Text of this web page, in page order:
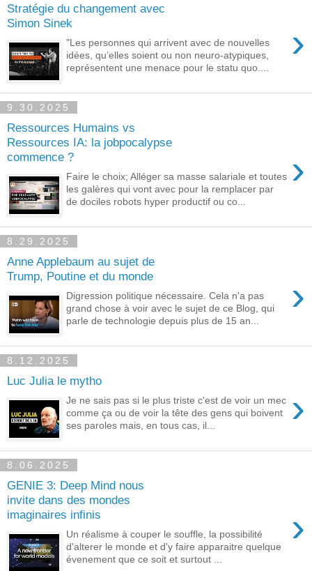
Stratégie du changement avec
Simon Sinek
›
"Les personnes qui arrivent avec de nouvelles
idées, qu’elles soient ou non neuro-atypiques,
représentent une menace pour le statu quo....
9.30.2025
Ressources Humains vs
Ressources IA: la jobpocalypse
commence ?
›
Faire le choix; Alléger sa masse salariale et toutes
les galères qui vont avec pour la remplacer par
de dociles robots hyper productif ou co...
8.29.2025
Anne Applebaum au sujet de
Trump, Poutine et du monde
›
Digression politique nécessaire. Cela n'a pas
grand chose à voir avec le sujet de ce Blog, qui
parle de technologie depuis plus de 15 an...
8.12.2025
Luc Julia le mytho
›
Je ne sais pas si le plus triste c'est de voir un mec
comme ça ou de voir la tête des gens qui boivent
ses paroles mais, en tous cas, il...
8.06.2025
GENIE 3: Deep Mind nous
invite dans des mondes
imaginaires infinis
›
Un réalisme à couper le souffle, la possibilité
d'alterer le monde et d'y faire apparaitre quelque
évenement que ce soit et surtout ...